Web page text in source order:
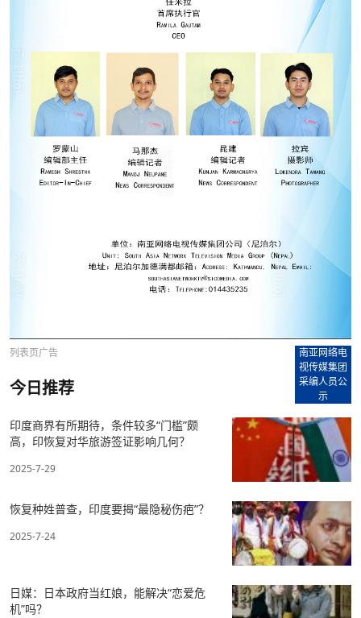
列表页广告
南亚网络电
视传媒集团
采编人员公
示
今日推荐
印度商界有所期待，条件较多“门槛”颇
高，印恢复对华旅游签证影响几何？
2025-7-29
恢复种姓普查，印度要揭“最隐秘伤疤”？
2025-7-24
日媒：日本政府当红娘，能解决“恋爱危
机”吗？